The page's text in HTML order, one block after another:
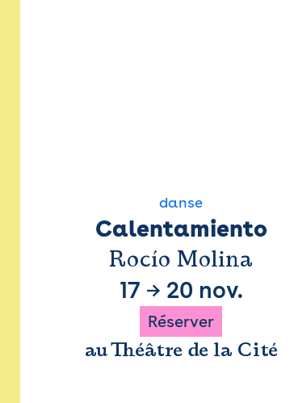
danse
Calentamiento
Rocío Molina
17 → 20 nov.
Réserver
au Théâtre de la Cité